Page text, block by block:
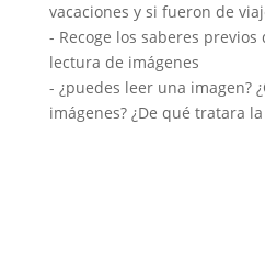
vacaciones y si fueron de
- Recoge los saberes
lectura de imágenes
- ¿puedes leer una imagen?
imágenes? ¿De qué tratara